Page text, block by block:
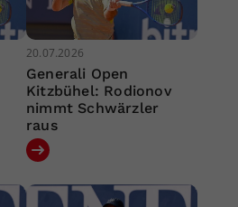
20.07.2026
Generali Open
Kitzbühel: Rodionov
nimmt Schwärzler
raus